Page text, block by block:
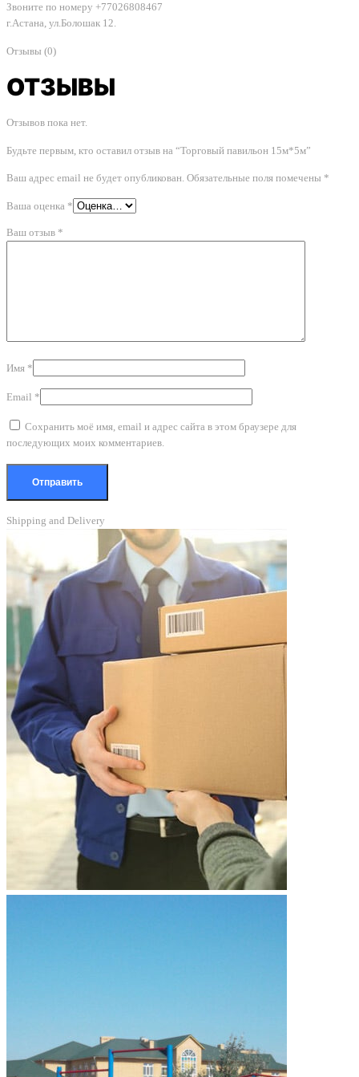
Звоните по номеру +77026808467
г.Астана, ул.Болошак 12.
Отзывы (0)
ОТЗЫВЫ
Отзывов пока нет.
Будьте первым, кто оставил отзыв на “Торговый павильон 15м*5м”
Ваш адрес email не будет опубликован. Обязательные поля помечены *
Ваша оценка *
Ваш отзыв *
Имя *
Email *
Сохранить моё имя, email и адрес сайта в этом браузере для
последующих моих комментариев.
Shipping and Delivery